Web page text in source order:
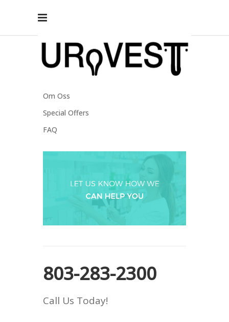
Cardiology Clinic
Om Oss
Special Offers
FAQ
803-283-2300
Call Us Today!